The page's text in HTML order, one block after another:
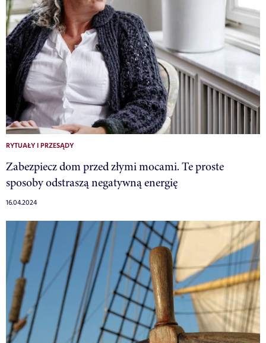
RYTUAŁY I PRZESĄDY
Zabezpiecz dom przed złymi mocami. Te proste
sposoby odstraszą negatywną energię
16.04.2024